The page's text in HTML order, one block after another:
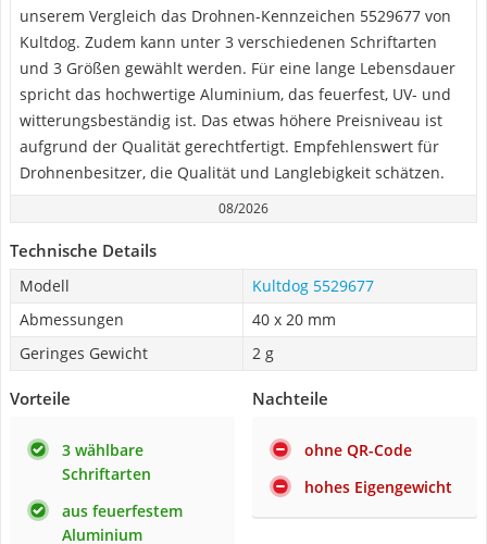
unserem Vergleich das Drohnen-Kennzeichen 5529677 von
Kultdog. Zudem kann unter 3 verschiedenen Schriftarten
und 3 Größen gewählt werden. Für eine lange Lebensdauer
spricht das hochwertige Aluminium, das feuerfest, UV- und
witterungsbeständig ist. Das etwas höhere Preisniveau ist
aufgrund der Qualität gerechtfertigt. Empfehlenswert für
Drohnenbesitzer, die Qualität und Langlebigkeit schätzen.
08/2026
Technische Details
Modell
Kultdog 5529677
Abmessungen
40 x 20 mm
Geringes Gewicht
2 g
Vorteile
3 wählbare
Schriftarten
aus feuerfestem
Aluminium
Nachteile
ohne QR-Code
hohes Eigengewicht